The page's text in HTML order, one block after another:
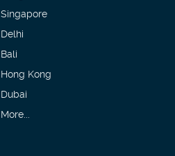
Singapore
Delhi
Bali
Hong Kong
Dubai
More...